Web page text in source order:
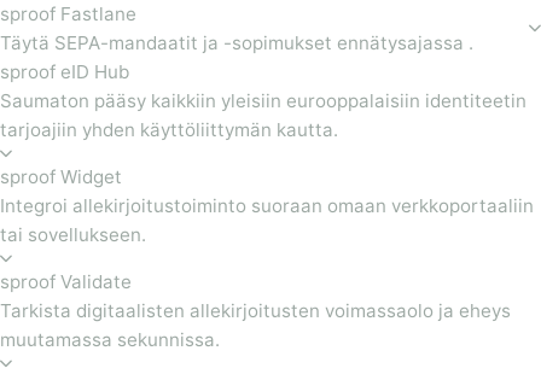
sproof Fastlane
Täytä SEPA-mandaatit ja -sopimukset ennätysajassa .
sproof eID Hub
Saumaton pääsy kaikkiin yleisiin eurooppalaisiin identiteetin
tarjoajiin yhden käyttöliittymän kautta.
sproof Widget
Integroi allekirjoitustoiminto suoraan omaan verkkoportaaliin
tai sovellukseen.
sproof Validate
Tarkista digitaalisten allekirjoitusten voimassaolo ja eheys
muutamassa sekunnissa.